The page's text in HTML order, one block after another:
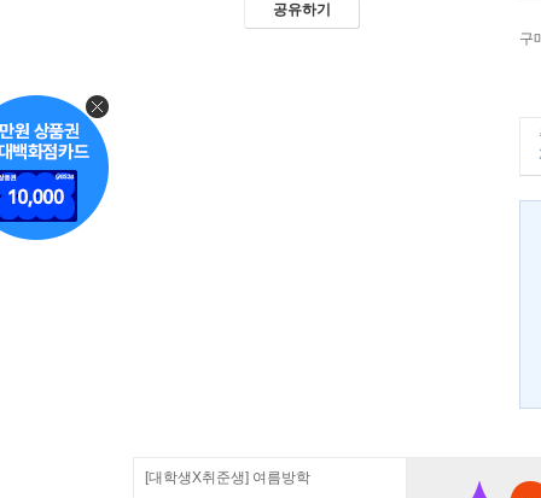
공유하기
구
[대학생X취준생] 여름방학